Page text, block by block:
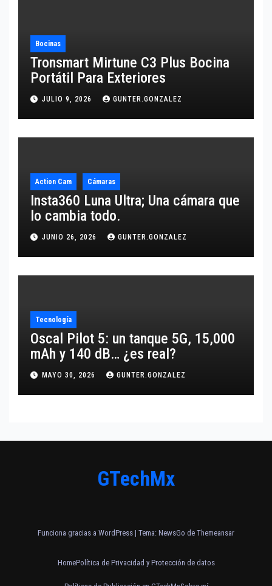
Bocinas
Tronsmart Mirtune C3 Plus Bocina
Portátil Para Exteriores
JULIO 9, 2026 GUNTER.GONZALEZ
Action Cam Cámaras
Insta360 Luna Ultra; Una cámara que
lo cambia todo.
JUNIO 26, 2026 GUNTER.GONZALEZ
Tecnología
Oscal Pilot 5: un tanque 5G, 15,000
mAh y 140 dB… ¿es real?
MAYO 30, 2026 GUNTER.GONZALEZ
GTechMx
Funciona gracias a WordPress | Tema: NewsGo de Themeansar
HomePolítica de Privacidad y Protección de datos